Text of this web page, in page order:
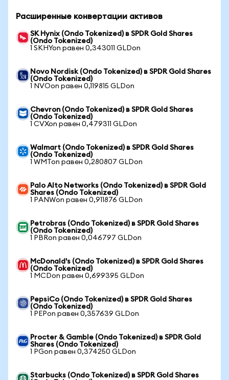
Расширенные конвертации активов
SK Hynix (Ondo Tokenized) в SPDR Gold Shares
(Ondo Tokenized)
1 SKHYon равен 0,343011 GLDon
Novo Nordisk (Ondo Tokenized) в SPDR Gold Shares
(Ondo Tokenized)
1 NVOon равен 0,119815 GLDon
Chevron (Ondo Tokenized) в SPDR Gold Shares
(Ondo Tokenized)
1 CVXon равен 0,479311 GLDon
Walmart (Ondo Tokenized) в SPDR Gold Shares
(Ondo Tokenized)
1 WMTon равен 0,280807 GLDon
Palo Alto Networks (Ondo Tokenized) в SPDR Gold
Shares (Ondo Tokenized)
1 PANWon равен 0,911876 GLDon
Petrobras (Ondo Tokenized) в SPDR Gold Shares
(Ondo Tokenized)
1 PBRon равен 0,046797 GLDon
McDonald's (Ondo Tokenized) в SPDR Gold Shares
(Ondo Tokenized)
1 MCDon равен 0,699395 GLDon
PepsiCo (Ondo Tokenized) в SPDR Gold Shares
(Ondo Tokenized)
1 PEPon равен 0,357639 GLDon
Procter & Gamble (Ondo Tokenized) в SPDR Gold
Shares (Ondo Tokenized)
1 PGon равен 0,374250 GLDon
Starbucks (Ondo Tokenized) в SPDR Gold Shares